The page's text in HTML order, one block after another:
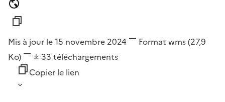
Mis à jour le 15 novembre 2024 Format wms(27,9
Ko)
33 téléchargements
Copier le lien